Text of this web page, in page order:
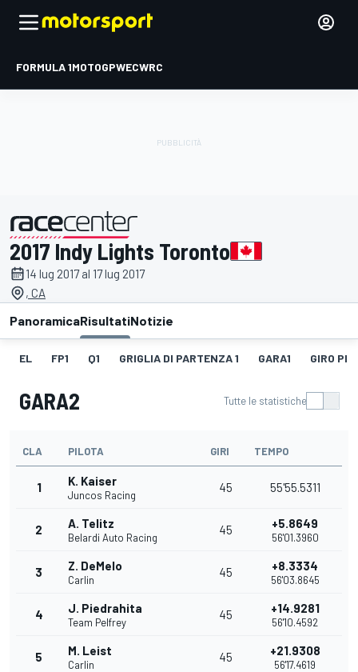
FORMULA 1MOTOGPWECWRC
presentato da
2017 Indy Lights Toronto
14 lug 2017 al 17 lug 2017
, CA
PanoramicaRisultatiNotizie
EL FP1 Q1 GRIGLIA DI PARTENZA 1 GARA1 GIRO PIÙ
GARA2 Tutte le statistiche
CLA PILOTA GIRI TEMPO
1 K. Kaiser
Juncos Racing
45 55'55.5311
2 A. Telitz
Belardi Auto Racing
45 +5.8649
56'01.3960
3 Z. DeMelo
Carlin
45 +8.3334
56'03.8645
4 J. Piedrahita
Team Pelfrey
45 +14.9281
56'10.4592
5 M. Leist
Carlin
45 +21.9308
56'17.4619